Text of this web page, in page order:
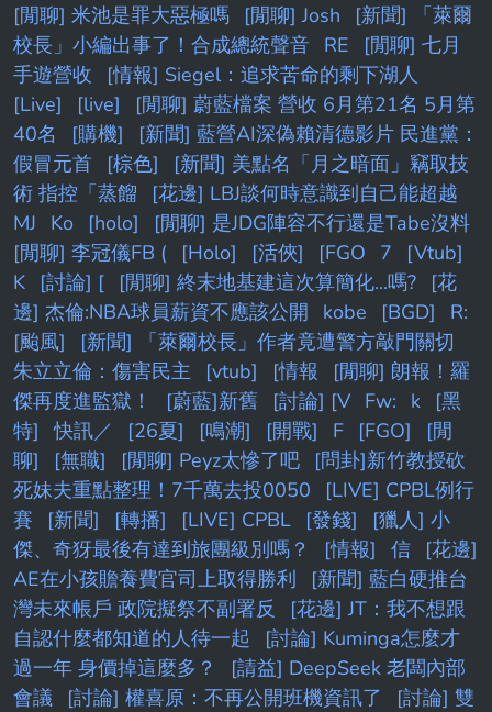
[閒聊] 米池是罪大惡極嗎
[閒聊] Josh
[新聞] 「萊爾
校長」小編出事了！合成總統聲音 RE
[閒聊] 七月
手遊營收
[情報] Siegel：追求苦命的剩下湖人
[Live]
[live]
[閒聊] 蔚藍檔案 營收 6月第21名 5月第
40名
[購機]
[新聞] 藍營AI深偽賴清德影片 民進黨：
假冒元首
[棕色]
[新聞] 美點名「月之暗面」竊取技
術 指控「蒸餾
[花邊] LBJ談何時意識到自己能超越
MJ
Ko [holo]
[閒聊] 是JDG陣容不行還是Tabe沒料
[閒聊] 李冠儀FB (
[Holo] [活俠] [FGO 7
[Vtub]
K
[討論] [ [閒聊] 終末地基建這次算簡化...嗎?
[花
邊] 杰倫:NBA球員薪資不應該公開
kobe [BGD]
R:
[颱風]
[新聞] 「萊爾校長」作者竟遭警方敲門關切
朱立立倫：傷害民主
[vtub] [情報
[閒聊] 朗報！羅
傑再度進監獄！
[蔚藍]新舊 [討論] [V Fw: k
[黑
特]
快訊／ [26夏] [鳴潮] [開戰] F [FGO]
[閒
聊]
[無職] [閒聊] Peyz太慘了吧
[問卦]新竹教授砍
死妹夫重點整理！7千萬去投0050
[LIVE] CPBL例行
賽
[新聞] [轉播] [LIVE] CPBL [發錢]
[獵人] 小
傑、奇犽最後有達到旅團級別嗎？
[情報] 信
[花邊]
AE在小孩贍養費官司上取得勝利
[新聞] 藍白硬推台
灣未來帳戶 政院擬祭不副署反
[花邊] JT：我不想跟
自認什麼都知道的人待一起
[討論] Kuminga怎麼才
過一年 身價掉這麼多？
[請益] DeepSeek 老闆內部
會議
[討論] 權喜原：不再公開班機資訊了
[討論] 雙